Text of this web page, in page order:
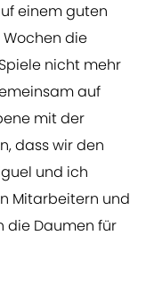
einem guten
die
nicht mehr
auf
mit der
dass wir den
und ich
Mitarbeitern und
die Daumen für